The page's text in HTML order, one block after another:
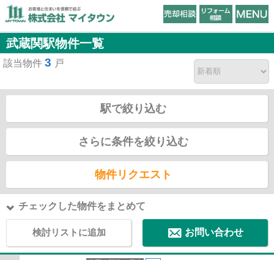
武蔵関駅物件一覧
該当物件 3 戸
駅で絞り込む
さらに条件を絞り込む
物件リクエスト
チェックした物件をまとめて
検討リストに追加 お問い合わせ